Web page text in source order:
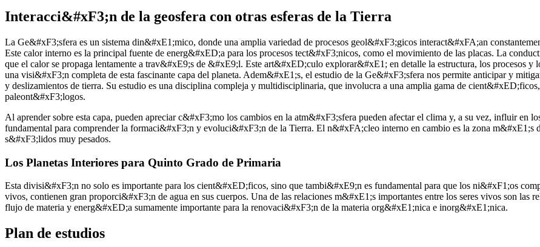
Interacci&#xF3;n de la geosfera con otras esferas de la Tierra
La Ge&#xF3;sfera es un sistema din&#xE1;mico, donde una amplia variedad de procesos geol&#xF3;gicos interact&#xFA;an
Este calor interno es la principal fuente de energ&#xED;a para los procesos tect&#xF3;nicos, como el movimiento de las placas. La
que el calor se propaga lentamente a trav&#xE9;s de &#xE9;l. Este art&#xED;culo explorar&#xE1; en detalle la estructura, los procesos
una visi&#xF3;n completa de esta fascinante capa del planeta. Adem&#xE1;s, el estudio de la Ge&#xF3;sfera nos permite anticipar y
y deslizamientos de tierra. Su estudio es una disciplina compleja y multidisciplinaria, que involucra a una amplia gama de
paleont&#xF3;logos.
Al aprender sobre esta capa, pueden apreciar c&#xF3;mo los cambios en la atm&#xF3;sfera pueden afectar el clima y, a su vez, influir en
fundamental para comprender la formaci&#xF3;n y evoluci&#xF3;n de la Tierra. El n&#xFA;cleo interno en cambio es la zona m&#xE1;s
s&#xF3;lidos muy pesados.
Los Planetas Interiores para Quinto Grado de Primaria
Esta divisi&#xF3;n no solo es importante para los cient&#xED;ficos, sino que tambi&#xE9;n es fundamental para que los ni&#xF1;os
vivos, contienen gran proporci&#xF3;n de agua en sus cuerpos. Una de las relaciones m&#xE1;s importantes entre los seres vivos son las
flujo de materia y energ&#xED;a sumamente importante para la renovaci&#xF3;n de la materia org&#xE1;nica e inorg&#xE1;nica.
Plan de estudios